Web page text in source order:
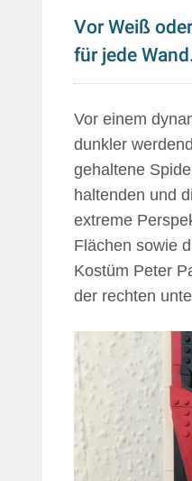
Vor Weiß
für jede
Vor einem
dunkler
gehaltene
haltenden und
extreme
Flächen sowie
Kostüm Peter
der rechten